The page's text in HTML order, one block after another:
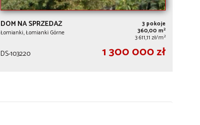
DOM NA SPRZEDAŻ
Łomianki, Łomianki Górne
3 pokoje
360,00 m2
3 611,11 zł/m2
DS-103220 1 300 000 zł